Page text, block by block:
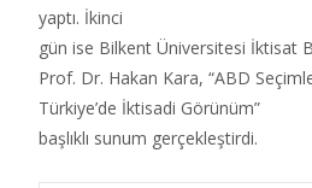
yaptı. İkinci
gün ise Bilkent Üniversitesi İktisat
Prof. Dr. Hakan Kara, “ABD
Türkiye’de İktisadi Görünüm”
başlıklı sunum gerçekleştirdi.